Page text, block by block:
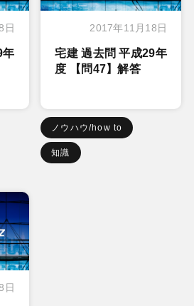
日
年
2017年11月18日
宅建 過去問 平成29年
度 【問47】解答
ノウハウ/how to
知識
日